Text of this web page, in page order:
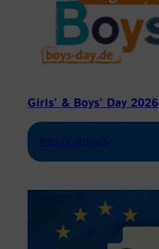
Girls’ & Boys’ Day 2026
#Institutnews